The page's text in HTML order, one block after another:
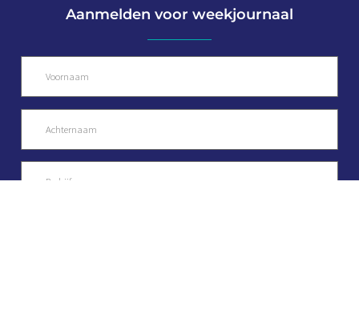
Aanmelden voor weekjournaal